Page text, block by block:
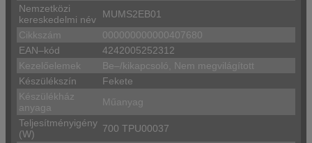
Nemzetközi
kereskedelmi név
MUMS2EB01
Cikkszám
000000000000407680
EAN–kód
4242005252312
Kezelőelemek
Be–/kikapcsoló, Nem megvilágított
Készülékszín
Fekete
Készülékház
anyaga
Műanyag
Teljesítményigény
(W)
700 TPU00037